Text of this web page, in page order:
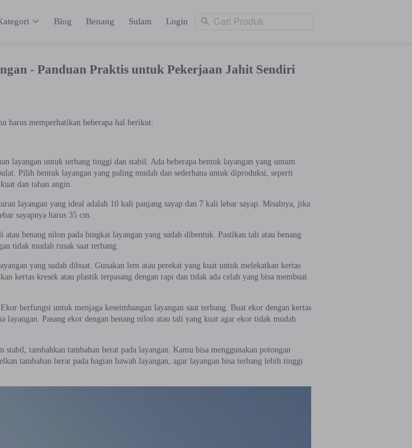
Blog Benang Sulam Login Cari Produk
- Panduan Praktis untuk Pekerjaan Jahit Sendiri
harus memperhatikan beberapa hal berikut:
layangan untuk terbang tinggi dan stabil. Ada beberapa bentuk layangan yang umum
Pilih bentuk layangan yang paling mudah dan sederhana untuk diproduksi, seperti
dan tahan angin.
layangan yang ideal adalah 10 kali panjang sayap dan 7 kali lebar sayap. Misalnya, jika
sayapnya harus 35 cm.
atau benang nilon pada bingkai layangan yang sudah dibentuk. Pastikan tali atau benang
tidak mudah rusak saat terbang.
yang sudah dibuat. Gunakan lem atau perekat yang kuat untuk melekatkan kertas
kertas kresek atau plastik terpasang dengan rapi dan tidak ada celah yang bisa membuat
berfungsi untuk menjaga keseimbangan layangan saat terbang. Buat ekor dengan kertas
layangan. Pasang ekor dengan benang nilon atau tali yang kuat agar ekor tidak mudah
tambahkan tambahan berat pada layangan. Kamu bisa menggunakan potongan
tambahan berat pada bagian bawah layangan, agar layangan bisa terbang lebih tinggi